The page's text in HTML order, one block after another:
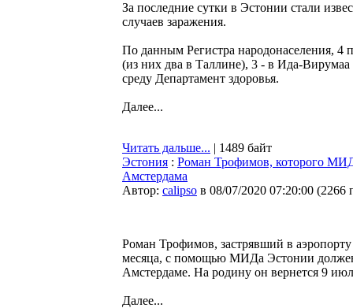
За последние сутки в Эстонии стали
случаев заражения.
По данным Регистра народонаселения, 4
(из них два в Таллине), 3 - в Ида-
среду Департамент здоровья.
Далее...
Читать дальше... | 1489 байт
Эстония : Роман Трофимов, которого
Амстердама
Автор: calipso в 08/07/2020 07:20:00 (2266
Роман Трофимов, застрявший в
месяца, с помощью МИДа Эстонии
Амстердаме. На родину он вернется 9
Далее...